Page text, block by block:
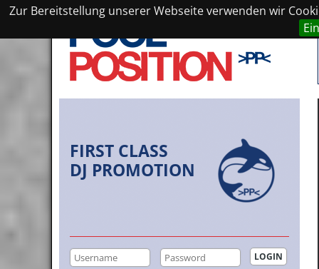
Zur Bereitstellung unserer Webseite verwenden wir
FIRST CLASS
DJ PROMOTION